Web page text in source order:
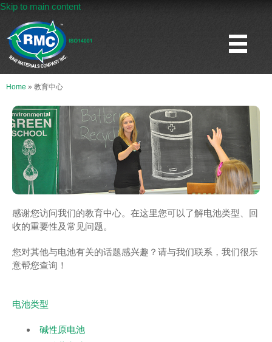
Skip to main content
Home » 教育中心
感谢您访问我们的教育中心。在这里您可以了解电池类型、回
收的重要性及常见问题。
您对其他与电池有关的话题感兴趣？请与我们联系，我们很乐
意帮您查询！
电池类型
碱性原电池